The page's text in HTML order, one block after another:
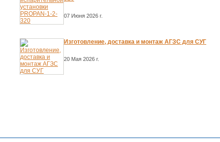
07 Июня 2026 г.
Изготовление, доставка и монтаж АГЗС для СУГ
20 Мая 2026 г.